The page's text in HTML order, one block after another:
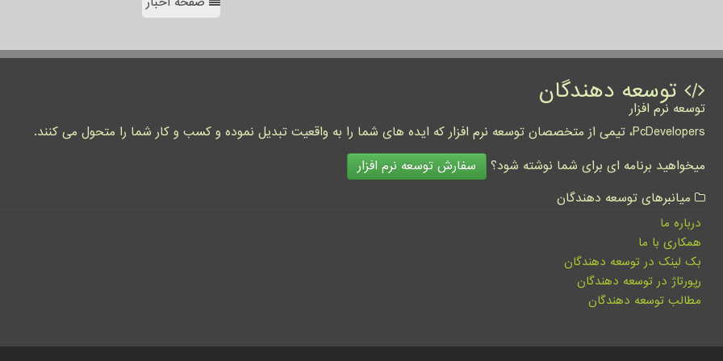
توسعه دهندگان
توسعه نرم افزار
PcDevelopers، تیمی از متخصصان توسعه نرم افزار که ایده های شما را به واقعیت تبدیل نموده و کسب و کار شما را متحول می کنند.
میخواهید برنامه ای برای شما نوشته شود؟
سفارش توسعه نرم افزار
میانبرهای توسعه دهندگان
درباره ما
همکاری با ما
بک لینک در توسعه دهندگان
رپورتاژ در توسعه دهندگان
مطالب توسعه دهندگان